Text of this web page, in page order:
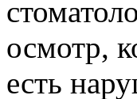
осмотр,
есть